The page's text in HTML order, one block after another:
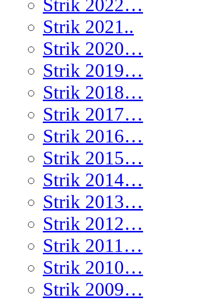
Strik 2022…
Strik 2021..
Strik 2020…
Strik 2019…
Strik 2018…
Strik 2017…
Strik 2016…
Strik 2015…
Strik 2014…
Strik 2013…
Strik 2012…
Strik 2011…
Strik 2010…
Strik 2009…